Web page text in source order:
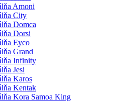
Amoni
City
Domca
Dorsi
Eyco
Grand
Infinity
Jesi
Karos
Kentak
Kora Samoa King